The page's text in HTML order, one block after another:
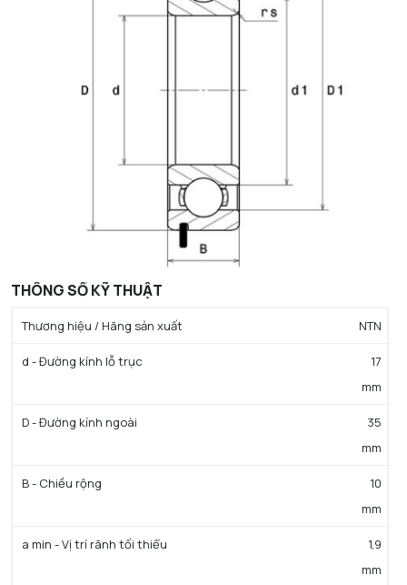
THÔNG SỐ KỸ THUẬT
Thương hiệu / Hãng sản xuất NTN
d - Đường kính lỗ trục
17
mm
D - Đường kính ngoài
35
mm
B - Chiều rộng
10
mm
a min - Vị trí rãnh tối thiểu
1,9
mm